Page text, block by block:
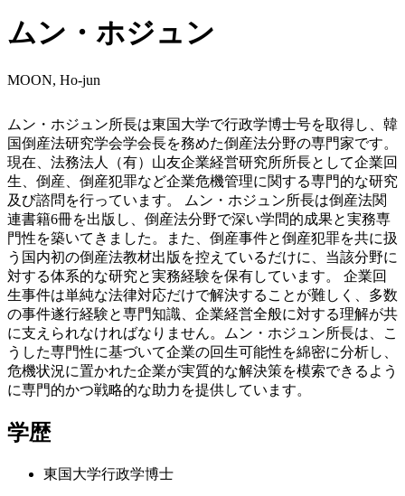
ムン・ホジュン
MOON, Ho-jun
ムン・ホジュン所長は東国大学で行政学博士号を取得し、韓
国倒産法研究学会学会長を務めた倒産法分野の専門家です。
現在、法務法人（有）山友企業経営研究所所長として企業回
生、倒産、倒産犯罪など企業危機管理に関する専門的な研究
及び諮問を行っています。 ムン・ホジュン所長は倒産法関
連書籍6冊を出版し、倒産法分野で深い学問的成果と実務専
門性を築いてきました。また、倒産事件と倒産犯罪を共に扱
う国内初の倒産法教材出版を控えているだけに、当該分野に
対する体系的な研究と実務経験を保有しています。 企業回
生事件は単純な法律対応だけで解決することが難しく、多数
の事件遂行経験と専門知識、企業経営全般に対する理解が共
に支えられなければなりません。ムン・ホジュン所長は、こ
うした専門性に基づいて企業の回生可能性を綿密に分析し、
危機状況に置かれた企業が実質的な解決策を模索できるよう
に専門的かつ戦略的な助力を提供しています。
学歴
東国大学行政学博士